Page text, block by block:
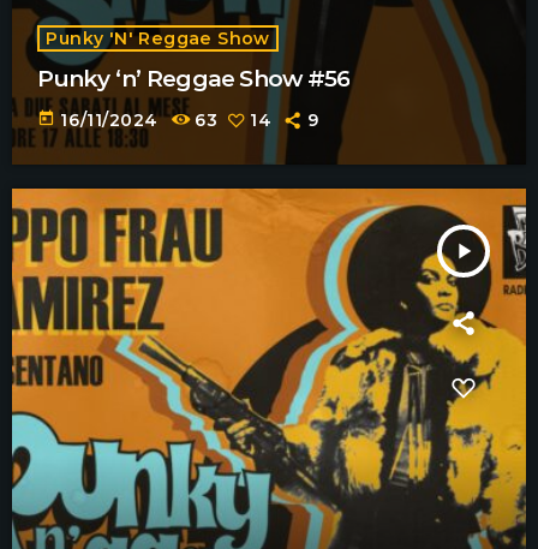
Punky 'n' Reggae Show
Punky ‘n’ Reggae Show #56
today 16/11/2024 63 14 9
play_arrow